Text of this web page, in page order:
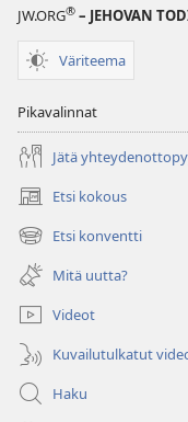
JW.ORG® – JEHOVAN
Väriteema
Pikavalinnat
Jätä
Etsi kokous
(avaa
uuden
ikkunan)
Etsi konventti
(avaa
uuden
ikkunan)
Mitä uutta?
Videot
Kuvailutulkatut
Haku